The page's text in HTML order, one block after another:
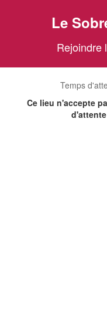
Le
Rejoindre
Temps
Ce lieu n'accepte